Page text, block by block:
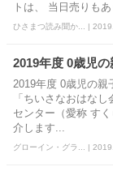
トは、 当日売りもあ
ひさまつ読み聞か... |
2019年度 0歳児
2019年度 0歳児の親
「ちいさなおはな
センター（愛称 す
介します...
グローイン・グラ... |